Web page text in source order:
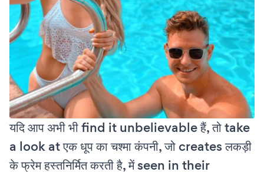
यदि आप अभी भी find it unbelievable हैं, तो take
a look at एक धूप का चश्मा कंपनी, जो creates लकड़ी
के फ्रेम हस्तनिर्मित करती है, में seen in their